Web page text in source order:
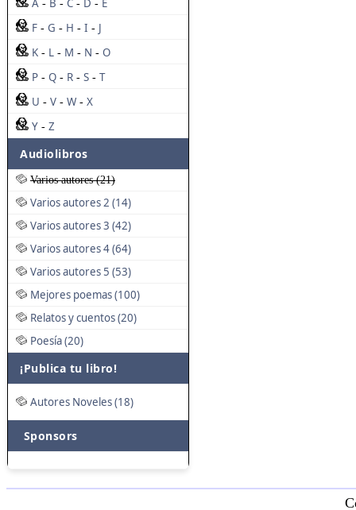
A - B - C - D - E
F - G - H - I - J
K - L - M - N - O
P - Q - R - S - T
U - V - W - X
Y - Z
Audiolibros
Varios autores (21)
Varios autores 2 (14)
Varios autores 3 (42)
Varios autores 4 (64)
Varios autores 5 (53)
Mejores poemas (100)
Relatos y cuentos (20)
Poesía (20)
¡Publica tu libro!
Autores Noveles (18)
Sponsors